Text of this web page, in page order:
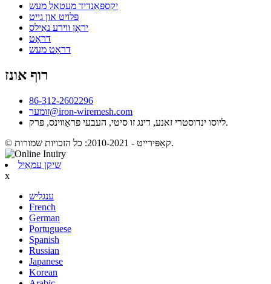
יקספּאַנדיד מעטאַל מעש
פּלויט און גייט
יראָן ווירע נאַילס
דראָט
דראָט מעש
רוף אונז
86-312-2602296
זומער@iron-wiremesh.com
ליוסו ינדוסטרי זאנע, דינג זו סיטי, העבעי פּראַווינס, פּרק.
© קאַפּירייט - 2010-2021: כל הזכויות שמורות.
שיקן עמאַיל
x
ענגליש
French
German
Portuguese
Spanish
Russian
Japanese
Korean